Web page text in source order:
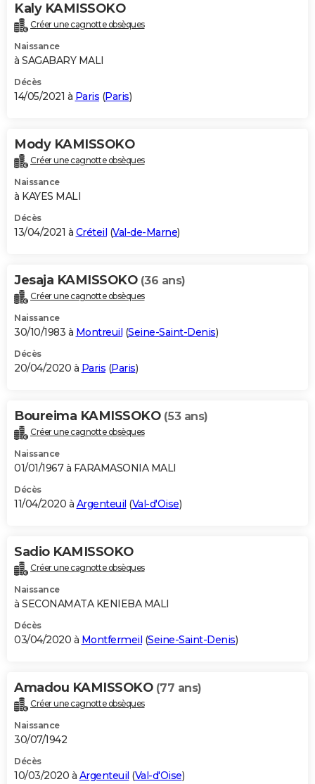
Kaly KAMISSOKO
Créer une cagnotte obsèques
Naissance
à SAGABARY MALI
Décès
14/05/2021 à Paris (Paris)
Mody KAMISSOKO
Créer une cagnotte obsèques
Naissance
à KAYES MALI
Décès
13/04/2021 à Créteil (Val-de-Marne)
Jesaja KAMISSOKO (36 ans)
Créer une cagnotte obsèques
Naissance
30/10/1983 à Montreuil (Seine-Saint-Denis)
Décès
20/04/2020 à Paris (Paris)
Boureima KAMISSOKO (53 ans)
Créer une cagnotte obsèques
Naissance
01/01/1967 à FARAMASONIA MALI
Décès
11/04/2020 à Argenteuil (Val-d'Oise)
Sadio KAMISSOKO
Créer une cagnotte obsèques
Naissance
à SECONAMATA KENIEBA MALI
Décès
03/04/2020 à Montfermeil (Seine-Saint-Denis)
Amadou KAMISSOKO (77 ans)
Créer une cagnotte obsèques
Naissance
30/07/1942
Décès
10/03/2020 à Argenteuil (Val-d'Oise)